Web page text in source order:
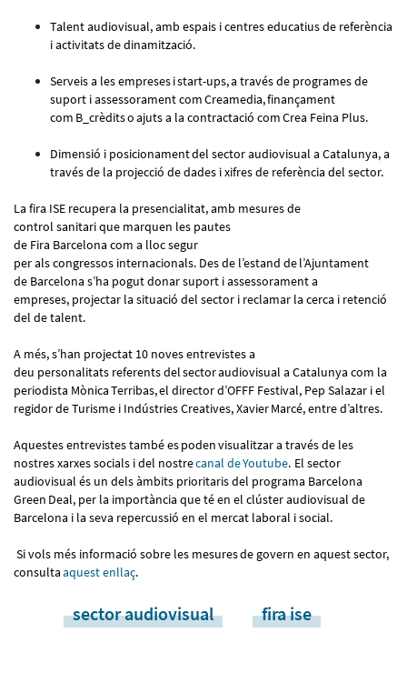
Talent audiovisual, amb espais i centres educatius de referència
i activitats de dinamització.
Serveis a les empreses i start-ups, a través de programes de
suport i assessorament com Creamedia, finançament
com B_crèdits o ajuts a la contractació com Crea Feina Plus.
Dimensió i posicionament del sector audiovisual a Catalunya, a
través de la projecció de dades i xifres de referència del sector.
La fira ISE recupera la presencialitat, amb mesures de
control sanitari que marquen les pautes
de Fira Barcelona com a lloc segur
per als congressos internacionals. Des de l’estand de l’Ajuntament
de Barcelona s’ha pogut donar suport i assessorament a
empreses, projectar la situació del sector i reclamar la cerca i retenció
del de talent.
A més, s’han projectat 10 noves entrevistes a
deu personalitats referents del sector audiovisual a Catalunya com la
periodista Mònica Terribas, el director d’OFFF Festival, Pep Salazar i el
regidor de Turisme i Indústries Creatives, Xavier Marcé, entre d’altres.
Aquestes entrevistes també es poden visualitzar a través de les
nostres xarxes socials i del nostrecanal de Youtube. El sector
audiovisual és un dels àmbits prioritaris del programa Barcelona
Green Deal, per la importància que té en el clúster audiovisual de
Barcelona i la seva repercussió en el mercat laboral i social.
Si vols més informació sobre les mesures de govern en aquest sector,
consultaaquest enllaç.
sector audiovisual fira ise